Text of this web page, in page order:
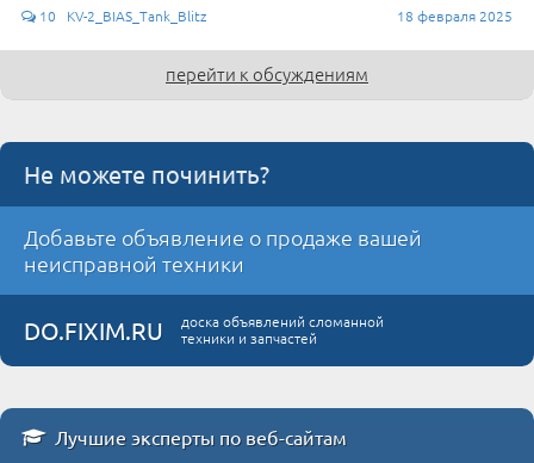
10 KV-2_BIAS_Tank_Blitz 18 февраля 2025
перейти к обсуждениям
Не можете починить?
Добавьте объявление о продаже вашей
неисправной техники
DO.FIXIM.RU
доска объявлений сломанной
техники и запчастей
Лучшие эксперты по веб-сайтам